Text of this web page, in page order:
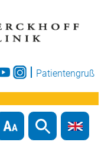
Patientengruß